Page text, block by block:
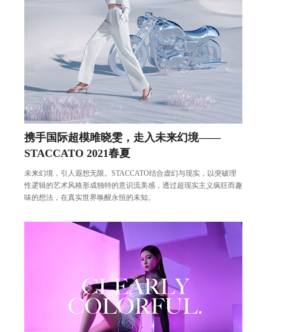
携手国际超模雎晓雯，走入未来幻境——
STACCATO 2021春夏
未来幻境，引人遐想无限。STACCATO结合虚幻与现实，以突破理
性逻辑的艺术风格形成独特的意识流美感，透过超现实主义疯狂而趣
味的想法，在真实世界唤醒永恒的未知。